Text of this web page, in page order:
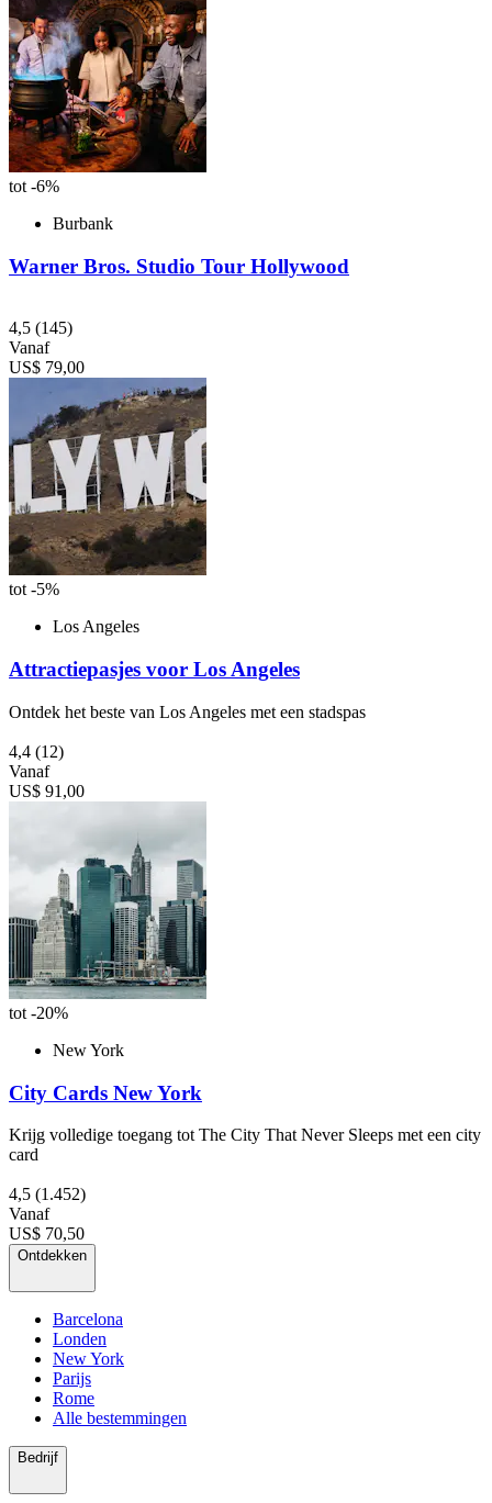
tot -6%
Burbank
Warner Bros. Studio Tour Hollywood
4,5 (145)
Vanaf
US$ 79,00
tot -5%
Los Angeles
Attractiepasjes voor Los Angeles
Ontdek het beste van Los Angeles met een stadspas
4,4 (12)
Vanaf
US$ 91,00
tot -20%
New York
City Cards New York
Krijg volledige toegang tot The City That Never Sleeps met een city
card
4,5 (1.452)
Vanaf
US$ 70,50
Ontdekken
Barcelona
Londen
New York
Parijs
Rome
Alle bestemmingen
Bedrijf